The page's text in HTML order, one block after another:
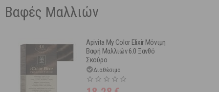
Βαφές Μαλλιών
Apivita My Color Elixir Μόνιμη
Βαφή Μαλλιών 6.0 Ξανθό
Σκούρο
Διαθέσιμο